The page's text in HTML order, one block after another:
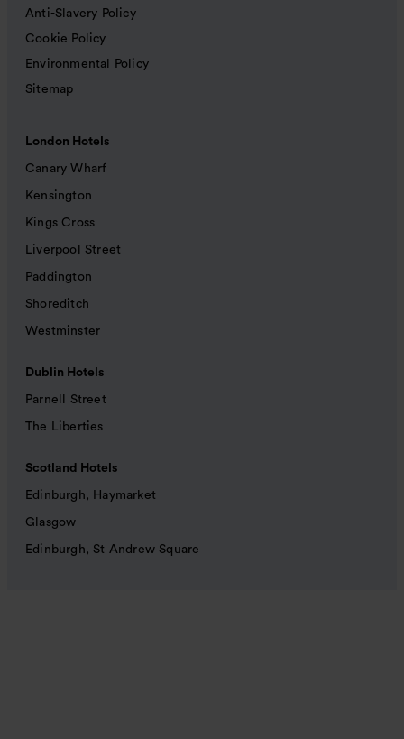
Anti-Slavery Policy
Cookie Policy
Environmental Policy
Sitemap
London Hotels
Canary Wharf
Kensington
Kings Cross
Liverpool Street
Paddington
Shoreditch
Westminster
Dublin Hotels
Parnell Street
The Liberties
Scotland Hotels
Edinburgh, Haymarket
Glasgow
Edinburgh, St Andrew Square